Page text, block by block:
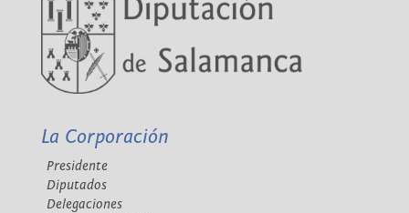
La Corporación
Presidente
Diputados
Delegaciones